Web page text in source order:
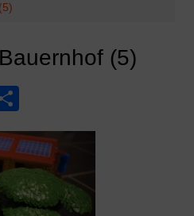
(5)
T
ei
le
n